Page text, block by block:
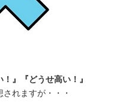
！』『どうせ高い！』
れますが・・・